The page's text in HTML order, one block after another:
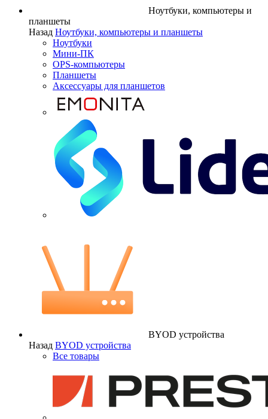
Ноутбуки, компьютеры и
планшеты
Назад Ноутбуки, компьютеры и планшеты
Ноутбуки
Мини-ПК
OPS-компьютеры
Планшеты
Аксессуары для планшетов
BYOD устройства
Назад BYOD устройства
Все товары